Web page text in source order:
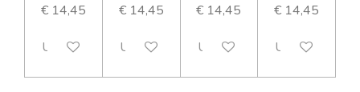
€ 14,45
Uitgeschakeld
€ 14,45
Uitgeschakeld
€ 14,45
Uitgeschakeld
€ 14,45
Uitgeschakeld